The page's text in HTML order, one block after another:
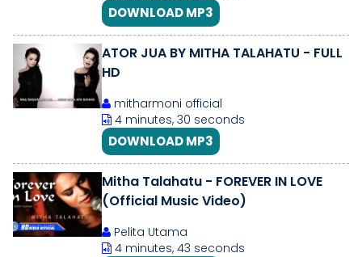
DOWNLOAD MP3
ATOR JUA BY MITHA TALAHATU - FULL
HD
mitharmoni official
4 minutes, 30 seconds
DOWNLOAD MP3
Mitha Talahatu - FOREVER IN LOVE
(Official Music Video)
Pelita Utama
4 minutes, 43 seconds